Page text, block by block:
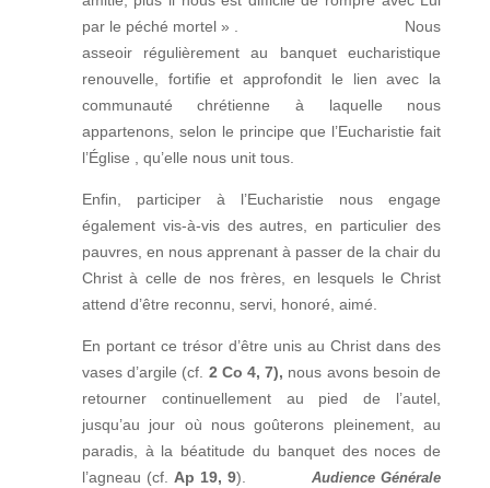
par le péché mortel » . Nous
asseoir régulièrement au banquet eucharistique
renouvelle, fortifie et approfondit le lien avec la
communauté chrétienne à laquelle nous
appartenons, selon le principe que l’Eucharistie fait
l’Église , qu’elle nous unit tous.
Enfin, participer à l’Eucharistie nous engage
également vis-à-vis des autres, en particulier des
pauvres, en nous apprenant à passer de la chair du
Christ à celle de nos frères, en lesquels le Christ
attend d’être reconnu, servi, honoré, aimé.
En portant ce trésor d’être unis au Christ dans des
vases d’argile (cf. 2 Co 4, 7), nous avons besoin de
retourner continuellement au pied de l’autel,
jusqu’au jour où nous goûterons pleinement, au
paradis, à la béatitude du banquet des noces de
l’agneau (cf. Ap 19, 9). Audience Générale